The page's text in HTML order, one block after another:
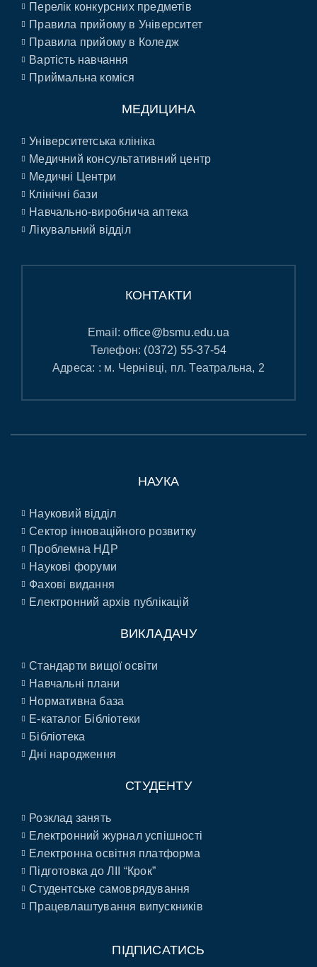
Перелік конкурсних предметів
Правила прийому в Університет
Правила прийому в Коледж
Вартість навчання
Приймальна коміся
МЕДИЦИНА
Університетська клініка
Медичний консультативний центр
Медичні Центри
Клінічні бази
Навчально-виробнича аптека
Лікувальний відділ
КОНТАКТИ
Email:office@bsmu.edu.ua
Телефон: (0372) 55-37-54
Адреса: : м. Чернівці, пл. Театральна, 2
НАУКА
Науковий відділ
Сектор інноваційного розвитку
Проблемна НДР
Наукові форуми
Фахові видання
Електронний архів публікацій
ВИКЛАДАЧУ
Стандарти вищої освіти
Навчальні плани
Нормативна база
E-каталог Бібліотеки
Бібліотека
Дні народження
СТУДЕНТУ
Розклад занять
Електронний журнал успішності
Електронна освітня платформа
Підготовка до ЛІІ “Крок”
Студентське самоврядування
Працевлаштування випускників
ПІДПИСАТИСЬ